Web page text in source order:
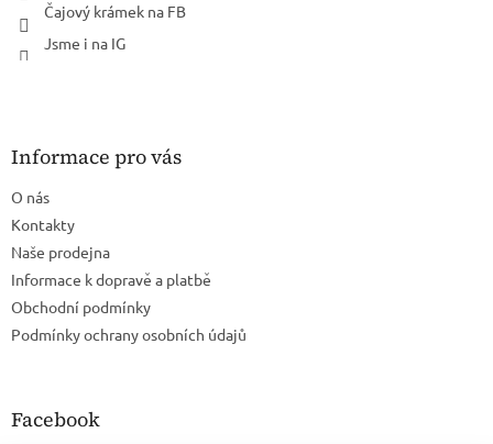
Čajový krámek na FB
Jsme i na IG
Informace pro vás
O nás
Kontakty
Naše prodejna
Informace k dopravě a platbě
Obchodní podmínky
Podmínky ochrany osobních údajů
Facebook